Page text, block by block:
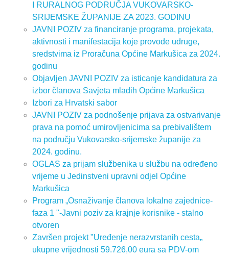
I RURALNOG PODRUČJA VUKOVARSKO-
SRIJEMSKE ŽUPANIJE ZA 2023. GODINU
JAVNI POZIV za financiranje programa, projekata,
aktivnosti i manifestacija koje provode udruge,
sredstvima iz Proračuna Općine Markušica za 2024.
godinu
Objavljen JAVNI POZIV za isticanje kandidatura za
izbor članova Savjeta mladih Općine Markušica
Izbori za Hrvatski sabor
JAVNI POZIV za podnošenje prijava za ostvarivanje
prava na pomoć umirovljenicima sa prebivalištem
na području Vukovarsko-srijemske županije za
2024. godinu.
OGLAS za prijam službenika u službu na određeno
vrijeme u Jedinstveni upravni odjel Općine
Markušica
Program „Osnaživanje članova lokalne zajednice-
faza 1 "-Javni poziv za krajnje korisnike - stalno
otvoren
Završen projekt "Uređenje nerazvrstanih cesta„
ukupne vrijednosti 59.726,00 eura sa PDV-om